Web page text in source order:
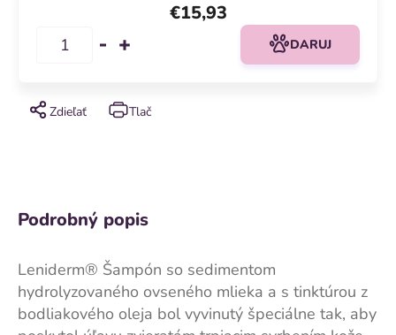
Tlač
Zdieľať
€15,93
DARUJ
Podrobný popis
Leniderm® Šampón so sedimentom
hydrolyzovaného ovseného mlieka a s tinktúrou z
bodliakového oleja bol vyvinutý špeciálne tak, aby